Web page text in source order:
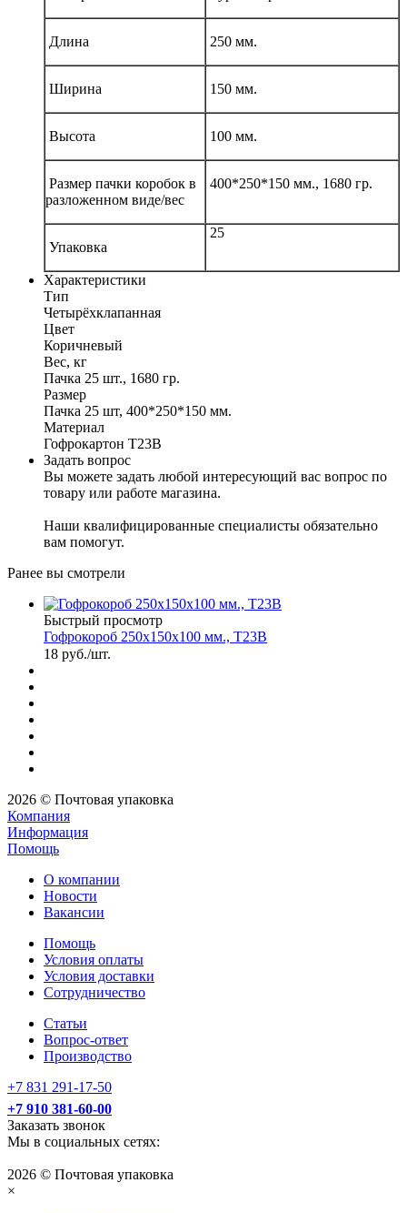
Длина 250 мм.
Ширина 150 мм.
Высота 100 мм.
Размер пачки коробок в
разложенном виде/вес
400*250*150 мм., 1680 гр.
Упаковка
25
Характеристики
Тип
Четырёхклапанная
Цвет
Коричневый
Вес, кг
Пачка 25 шт., 1680 гр.
Размер
Пачка 25 шт, 400*250*150 мм.
Материал
Гофрокартон Т23В
Задать вопрос
Вы можете задать любой интересующий вас вопрос по
товару или работе магазина.
Наши квалифицированные специалисты обязательно
вам помогут.
Ранее вы смотрели
Быстрый просмотр
Гофрокороб 250х150х100 мм., Т23В
18 руб./шт.
2026 © Почтовая упаковка
Компания
Информация
Помощь
О компании
Новости
Вакансии
Помощь
Условия оплаты
Условия доставки
Сотрудничество
Статьи
Вопрос-ответ
Производство
+7 831 291-17-50
+7 910 381-60-00
Заказать звонок
Мы в социальных сетях:
2026 © Почтовая упаковка
×